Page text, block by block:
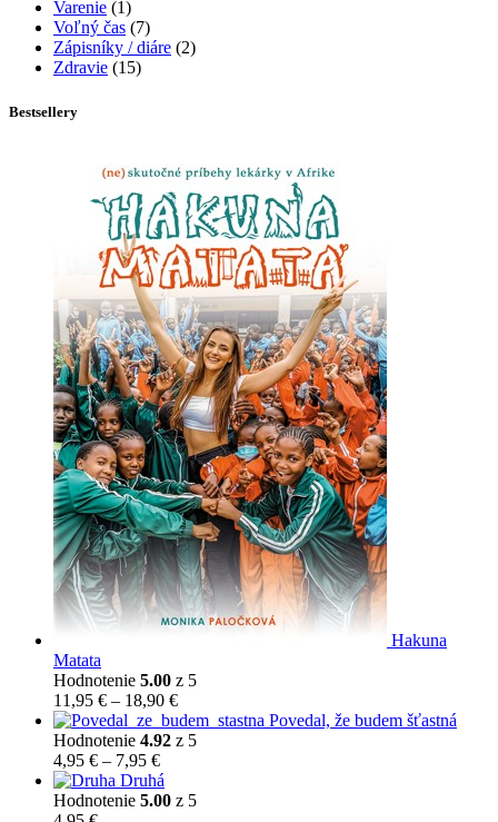
Varenie (1)
Voľný čas (7)
Zápisníky / diáre (2)
Zdravie (15)
Bestsellery
Hakuna
Matata
Hodnotenie 5.00 z 5
11,95 € – 18,90 €Price
range:
11,95 €
Povedal, že budem šťastná
Hodnotenie 4.92 z 5
4,95 € – 7,95 €Price
range:
4,95 €
Druhá
Hodnotenie 5.00 z 5